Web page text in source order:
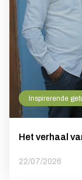
Inspirerende
Het verhaal
22/07/2026